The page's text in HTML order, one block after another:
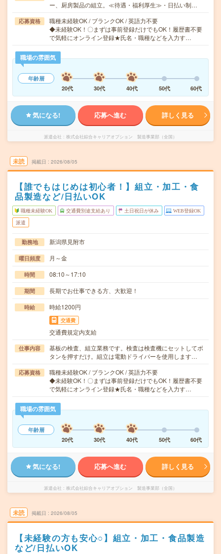
ー、厨房製品の組立。≪待遇・福利厚生≫・日払い制…
応募資格
職種未経験OK / ブランクOK / 英語力不要
◆未経験OK！〇まずは事前登録だけでもOK！履歴書不要
で気軽にオンライン登録★氏名・職種などを入力す…
職場の雰囲気
年齢層
20代
30代 40代 50代 60代
気になる! 応募へ進む 詳しく見る
派遣会社 株式会社綜合キャリアオプション 製造事業部（全国）
未読 掲載日 2026/08/05
【誰でもはじめは初心者！】組立・加工・食
品製造など/日払いOK
職種未経験OK 交通費別途支給あり 土日祝日が休み WEB登録OK
派遣
勤務地 新潟県見附市
曜日頻度 月～金
時間 08:10～17:10
期間 長期でお仕事できる方、大歓迎！
時給 時給1200円
交通費
交通費規定内支給
仕事内容
基板の検査、組立業務です。検査は検査機にセットしてボ
タンを押すだけ。組立は電動ドライバーを使用します…
応募資格
職種未経験OK / ブランクOK / 英語力不要
◆未経験OK！〇まずは事前登録だけでもOK！履歴書不要
で気軽にオンライン登録★氏名・職種などを入力す…
職場の雰囲気
年齢層
20代
30代 40代 50代 60代
気になる! 応募へ進む 詳しく見る
派遣会社 株式会社綜合キャリアオプション 製造事業部（全国）
未読 掲載日 2026/08/05
【未経験の方も安心○】組立・加工・食品製造
など/日払いOK